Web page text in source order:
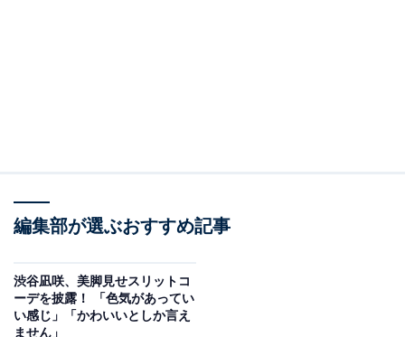
編集部が選ぶおすすめ記事
渋谷凪咲、美脚見せスリットコ
ーデを披露！ 「色気があってい
い感じ」「かわいいとしか言え
ません」